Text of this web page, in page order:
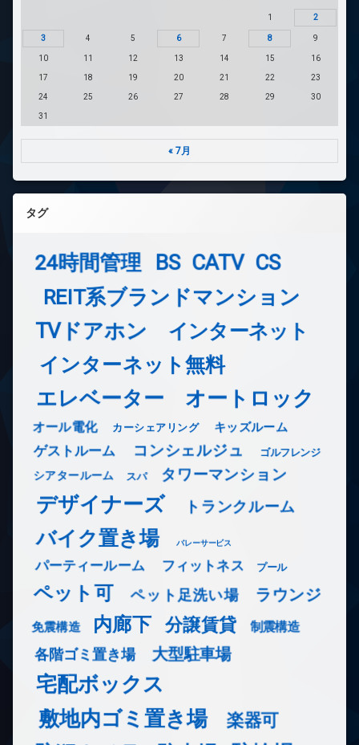
1 2
3 4 5 6 7 8 9
10 11 12 13 14 15 16
17 18 19 20 21 22 23
24 25 26 27 28 29 30
31
« 7月
タグ
24時間管理 BS CATV CS
REIT系ブランドマンション
TVドアホン インターネット
インターネット無料
エレベーター オートロック
オール電化 カーシェアリング キッズルーム
ゲストルーム コンシェルジュ ゴルフレンジ
シアタールーム スパ タワーマンション
デザイナーズ トランクルーム
バイク置き場 バレーサービス
パーティールーム フィットネス プール
ペット可 ペット足洗い場 ラウンジ
免震構造 内廊下 分譲賃貸 制震構造
各階ゴミ置き場 大型駐車場
宅配ボックス
敷地内ゴミ置き場
楽器可